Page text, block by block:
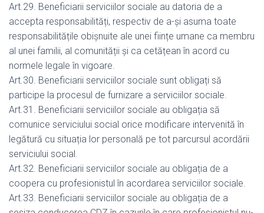
Art.29. Beneficiarii serviciilor sociale au datoria de a
accepta responsabilități, respectiv de a-și asuma toate
responsabilitățile obișnuite ale unei ființe umane ca membru
al unei familii, al comunității și ca cetățean în acord cu
normele legale în vigoare.
Art.30. Beneficiarii serviciilor sociale sunt obligați să
participe la procesul de furnizare a serviciilor sociale.
Art.31. Beneficiarii serviciilor sociale au obligația să
comunice serviciului social orice modificare intervenită în
legătură cu situația lor personală pe tot parcursul acordării
serviciului social.
Art.32. Beneficiarii serviciilor sociale au obligația de a
coopera cu profesionistul în acordarea serviciilor sociale.
Art.33. Beneficiarii serviciilor sociale au obligația de a